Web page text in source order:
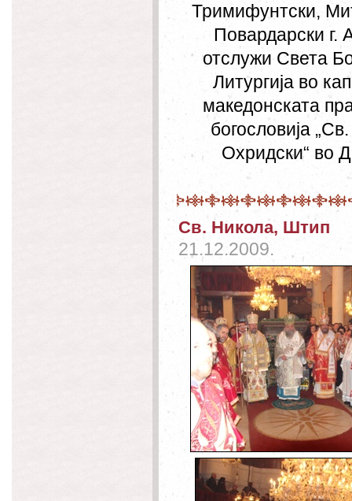
Тримифунтски,
Повардарски г.
отслужи Света
Литургија во
македонската
богословија
Охридски“ во
Св. Никола, Штип
21.12.2009.